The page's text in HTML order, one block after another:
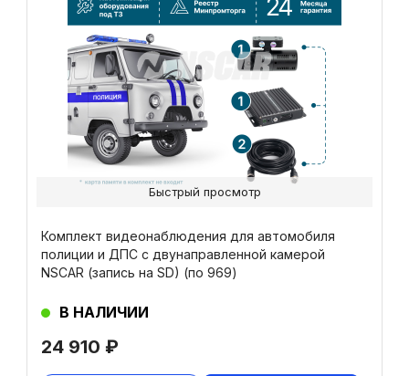
24 910 ₽
Комплект видеонаблюдения для автомобиля
полиции и ДПС с двунаправленной камерой
NSCAR (запись на SD) (по 969)
В НАЛИЧИИ
Быстрый просмотр